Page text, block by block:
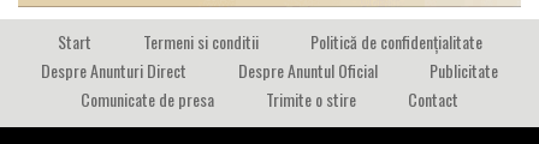
Start Termeni si conditii
Politică de confidențialitate
Despre Anunturi Direct
Despre Anuntul Oficial
Publicitate
Comunicate de presa
Trimite o stire Contact